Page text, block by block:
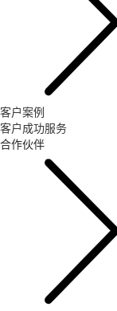
客户案例
客户成功服务
合作伙伴